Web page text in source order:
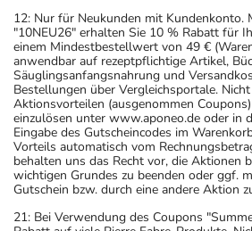
12: Nur für Neukunden mit Kundenkonto.
"10NEU26" erhalten Sie 10 % Rabatt für
einem Mindestbestellwert von 49 €
anwendbar auf rezeptpflichtige Artikel,
Säuglingsanfangsnahrung und
Bestellungen über Vergleichsportale.
Aktionsvorteilen (ausgenommen
einzulösen unter www.aponeo.de oder in
Eingabe des Gutscheincodes im
Vorteils automatisch vom
behalten uns das Recht vor, die Aktionen
wichtigen Grundes zu beenden oder ggf.
Gutschein bzw. durch eine andere Aktion
21: Bei Verwendung des Coupons